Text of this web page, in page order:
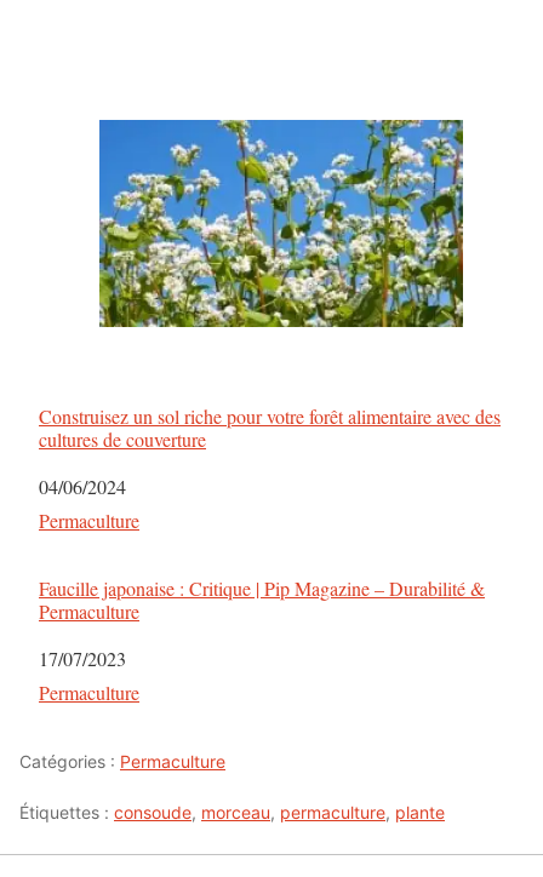
Construisez un sol riche pour votre forêt alimentaire avec des
cultures de couverture
Date
04/06/2024
Par rapport à
Permaculture
Faucille japonaise : Critique | Pip Magazine – Durabilité &
Permaculture
Date
17/07/2023
Par rapport à
Permaculture
Catégories : Permaculture
Étiquettes : consoude, morceau, permaculture, plante